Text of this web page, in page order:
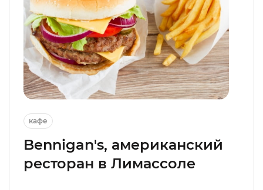
кафе
Bennigan's, американский
ресторан в Лимассоле